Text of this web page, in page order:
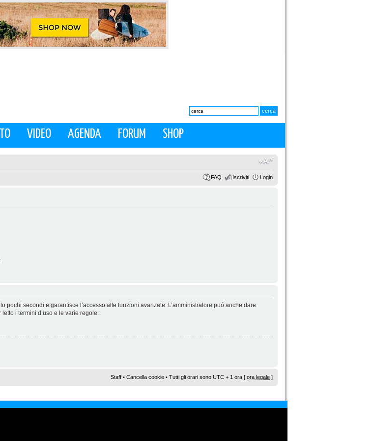
VIDEO AGENDA FORUM SHOP
FAQ Iscriviti Login
secondi e garantisce l’accesso alle funzioni avanzate. L’amministratore puó anche dare
i termini d’uso e le varie regole.
Staff • Cancella cookie • Tutti gli orari sono UTC + 1 ora [ ora legale ]